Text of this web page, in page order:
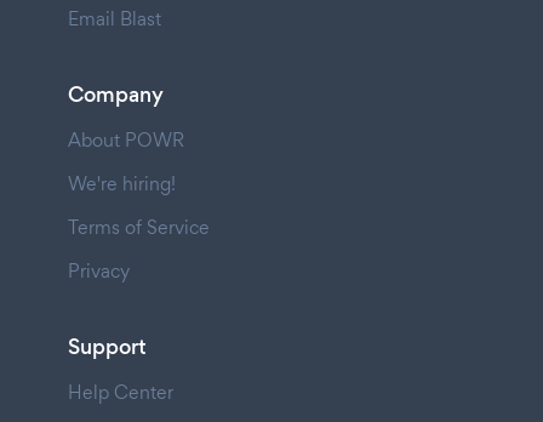
Email Blast
Company
About POWR
We're hiring!
Terms of Service
Privacy
Support
Help Center